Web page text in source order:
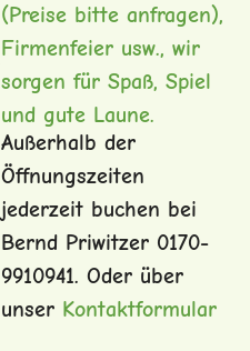
(Preise bitte anfragen),
Firmenfeier usw., wir
sorgen für Spaß, Spiel
und gute Laune.
Außerhalb der
Öffnungszeiten
jederzeit buchen bei
Bernd Priwitzer 0170-
9910941. Oder über
unser Kontaktformular